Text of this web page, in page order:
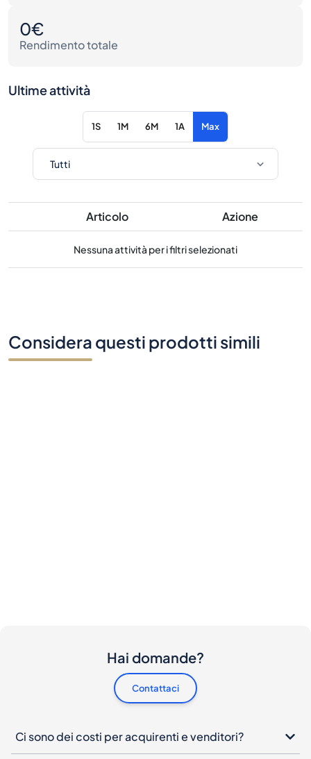
0€
Rendimento totale
Ultime attività
1S 1M 6M 1A Max
Articolo Azione
Nessuna attività per i filtri selezionati
Considera questi prodotti simili
Hai domande?
Contattaci
Ci sono dei costi per acquirenti e venditori?